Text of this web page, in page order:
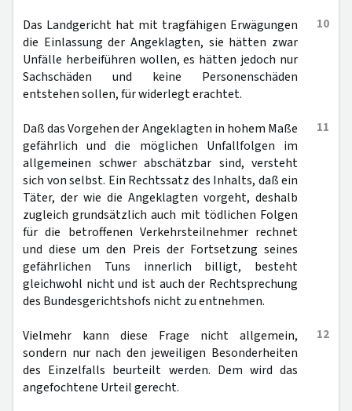
10
Das Landgericht hat mit tragfähigen Erwägungen
die Einlassung der Angeklagten, sie hätten zwar
Unfälle herbeiführen wollen, es hätten jedoch nur
Sachschäden und keine Personenschäden
entstehen sollen, für widerlegt erachtet.
11
Daß das Vorgehen der Angeklagten in hohem Maße
gefährlich und die möglichen Unfallfolgen im
allgemeinen schwer abschätzbar sind, versteht
sich von selbst. Ein Rechtssatz des Inhalts, daß ein
Täter, der wie die Angeklagten vorgeht, deshalb
zugleich grundsätzlich auch mit tödlichen Folgen
für die betroffenen Verkehrsteilnehmer rechnet
und diese um den Preis der Fortsetzung seines
gefährlichen Tuns innerlich billigt, besteht
gleichwohl nicht und ist auch der Rechtsprechung
des Bundesgerichtshofs nicht zu entnehmen.
12
Vielmehr kann diese Frage nicht allgemein,
sondern nur nach den jeweiligen Besonderheiten
des Einzelfalls beurteilt werden. Dem wird das
angefochtene Urteil gerecht.